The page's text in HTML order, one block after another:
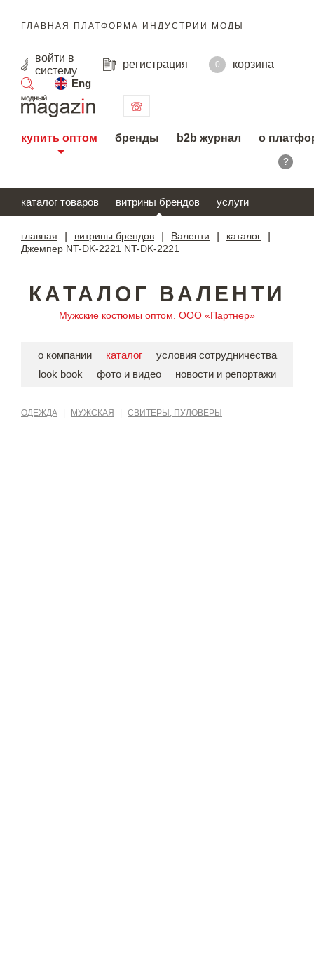
ГЛАВНАЯ ПЛАТФОРМА ИНДУСТРИИ МОДЫ
войти в
систему
регистрация 0
корзина
Eng
поиск
купить оптом бренды b2b журнал о
?
каталог товаров витрины брендов услуги
главная витрины брендов Валенти каталог
Джемпер NT-DK-2221 NT-DK-2221
КАТАЛОГ ВАЛЕНТИ
Мужские костюмы оптом. ООО «Партнер»
о компании каталог
условия сотрудничества
look book
фото и видео новости и репортажи
ОДЕЖДА МУЖСКАЯ СВИТЕРЫ, ПУЛОВЕРЫ